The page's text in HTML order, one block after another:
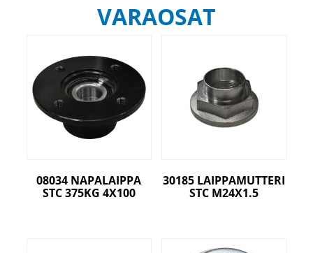
VARAOSAT
08034 NAPALAIPPA
STC 375KG 4X100
30185 LAIPPAMUTTERI
STC M24X1.5